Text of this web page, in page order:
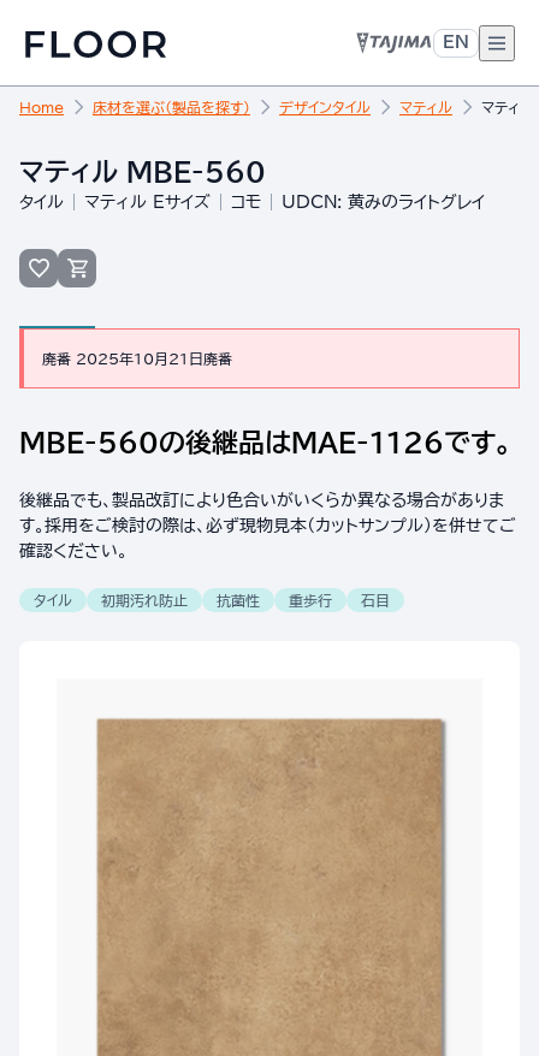
EN
Home 床材を選ぶ（製品を探す） デザインタイル マティル マティ
マティル MBE-560
タイル マティル Eサイズ コモ UDCN: 黄みのライトグレイ
廃番 2025年10月21日廃番
MBE-560の後継品はMAE-1126です。
後継品でも、製品改訂により色合いがいくらか異なる場合がありま
す。採用をご検討の際は、必ず現物見本（カットサンプル）を併せてご
確認ください。
タイル 初期汚れ防止 抗菌性 重歩行 石目